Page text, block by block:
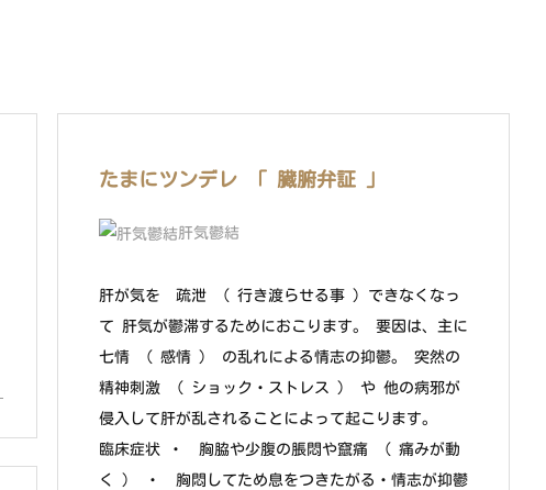
たまにツンデレ 「 臓腑弁証 」
肝気鬱結
肝が気を 疏泄 （ 行き渡らせる事 ）できなくなっ
て 肝気が鬱滞するためにおこります。 要因は、主に
七情 （ 感情 ） の乱れによる情志の抑鬱。 突然の
精神刺激 （ ショック・ストレス ） や 他の病邪が
侵入して肝が乱されることによって起こります。
臨床症状 ・ 胸脇や少腹の脹悶や竄痛 （ 痛みが動
く ） ・ 胸悶してため息をつきたがる・情志が抑鬱